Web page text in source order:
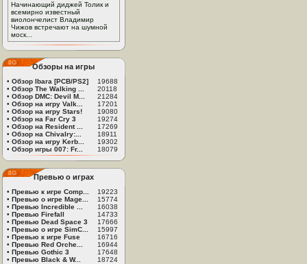
Начинающий диджей Толик и
всемирно известный
виолончелист Владимир
Чижов встречают на шумной
моск...
Обзоры на игры
• Обзор Ibara [PCB/PS2]
19688
• Обзор The Walking ...
20118
• Обзор DMC: Devil M...
21284
• Обзор на игру Valk...
17201
• Обзор на игру Stars!
19080
• Обзор на Far Cry 3
19274
• Обзор на Resident ...
17269
• Обзор на Chivalry:...
18911
• Обзор на игру Kerb...
19302
• Обзор игры 007: Fr... 18079
Превью о играх
• Превью к игре Comp...
19223
• Превью о игре Mage...
15774
• Превью Incredible ...
16038
• Превью Firefall
14733
• Превью Dead Space 3
17666
• Превью о игре SimC...
15997
• Превью к игре Fuse
16716
• Превью Red Orche...
16944
• Превью Gothic 3
17648
• Превью Black & W... 18724